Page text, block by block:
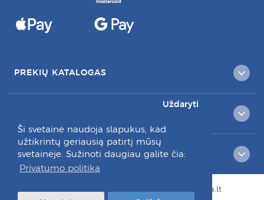
Ši svetainė naudoja slapukus, kad
užtikrintų geriausią patirtį mūsų
svetainėje. Sužinoti daugiau galite čia:
Privatumo politika
Uždaryti
PREKIŲ KATALOGAS
RAŠYKITE MUMS:
© Visos teisės saugomos 2026 dantuprieziura.lt